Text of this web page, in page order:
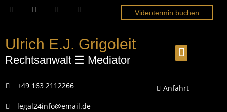
Videotermin buchen
Ulrich E.J. Grigoleit
Rechtsanwalt ☰ Mediator
+49 163 2112266
legal24info@email.de
Anfahrt